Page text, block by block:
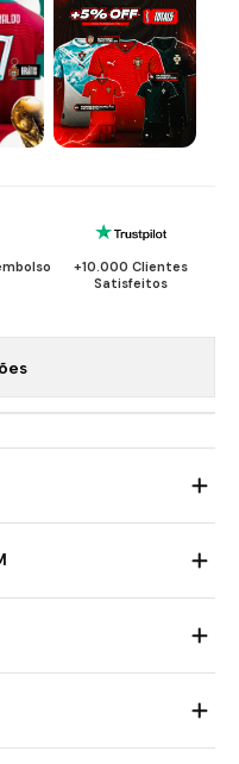
+10.000 Clientes
Satisfeitos